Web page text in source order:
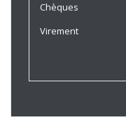
Chèques
Virement